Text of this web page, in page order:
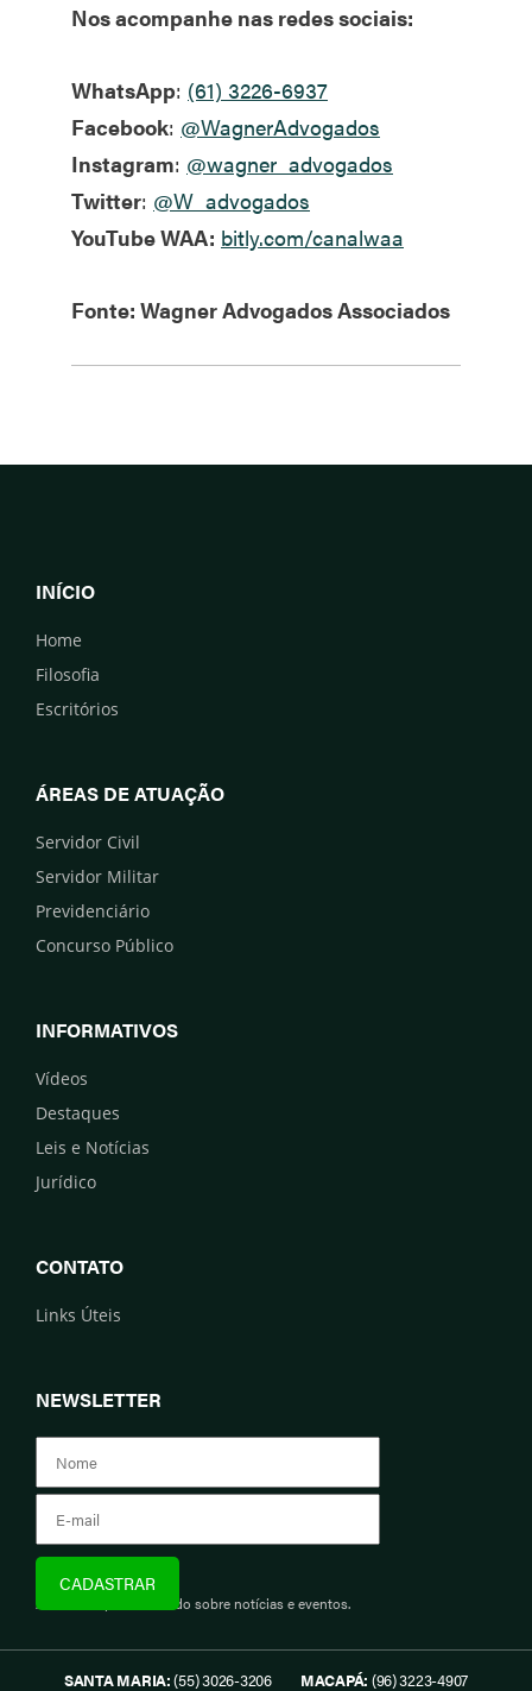
Nos acompanhe nas redes sociais:
WhatsApp: (61) 3226-6937
Facebook: @WagnerAdvogados
Instagram: @wagner_advogados
Twitter: @W_advogados
YouTube WAA: bitly.com/canalwaa
Fonte: Wagner Advogados Associados
INÍCIO
Home
Filosofia
Escritórios
ÁREAS DE ATUAÇÃO
Servidor Civil
Servidor Militar
Previdenciário
Concurso Público
INFORMATIVOS
Vídeos
Destaques
Leis e Notícias
Jurídico
CONTATO
Links Úteis
NEWSLETTER
Assine e fique informado sobre notícias e eventos.
SANTA MARIA:(55) 3026-3206 MACAPÁ: (96) 3223-4907